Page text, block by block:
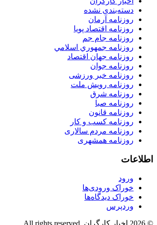
دسته‌بندی نشده
روزنامه آرمان
روزنامه اقتصاد پویا
روزنامه جام جم
روزنامه جمهوري اسلامي
روزنامه جهان اقتصاد
روزنامه جوان
روزنامه خبر ورزشى
روزنامه رویش ملت
روزنامه شرق
روزنامه صبا
روزنامه قانون
روزنامه كسب و كار
روزنامه مردم سالاری
روزنامه همشهری
اطلاعات
ورود
خوراک ورودی‌ها
خوراک دیدگاه‌ها
وردپرس